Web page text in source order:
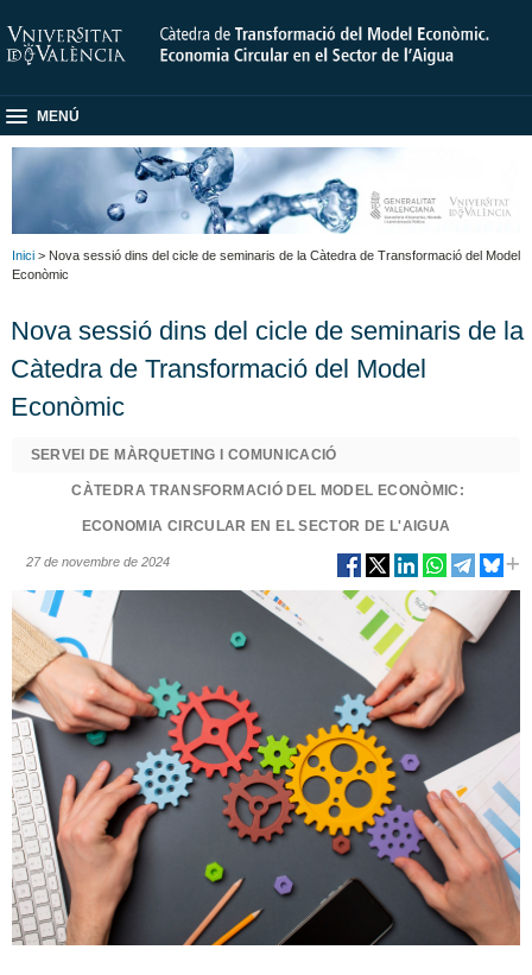
MENÚ
Inici > Nova sessió dins del cicle de seminaris de la Càtedra de Transformació del Model
Econòmic
Nova sessió dins del cicle de seminaris de la
Càtedra de Transformació del Model
Econòmic
SERVEI DE MÀRQUETING I COMUNICACIÓ
CÀTEDRA TRANSFORMACIÓ DEL MODEL ECONÒMIC:
ECONOMIA CIRCULAR EN EL SECTOR DE L'AIGUA
27 de novembre de 2024